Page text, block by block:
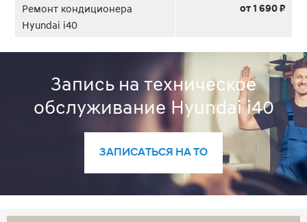
Ремонт кондиционера
Hyundai i40
от 1 690 ₽
Запись на техническое
обслуживание Hyundai i40
ЗАПИСАТЬСЯ НА ТО